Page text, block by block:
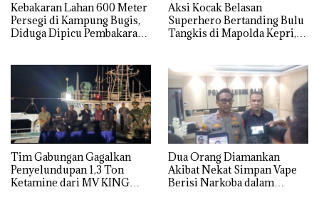
Kebakaran Lahan 600 Meter
Persegi di Kampung Bugis,
Diduga Dipicu Pembakaran
Aksi Kocak Belasan
Superhero Bertanding Bulu
Tangkis di Mapolda Kepri,
Tim Gabungan Gagalkan
Penyelundupan 1,3 Ton
Ketamine dari MV KING
Dua Orang Diamankan
Akibat Nekat Simpan Vape
Berisi Narkoba dalam